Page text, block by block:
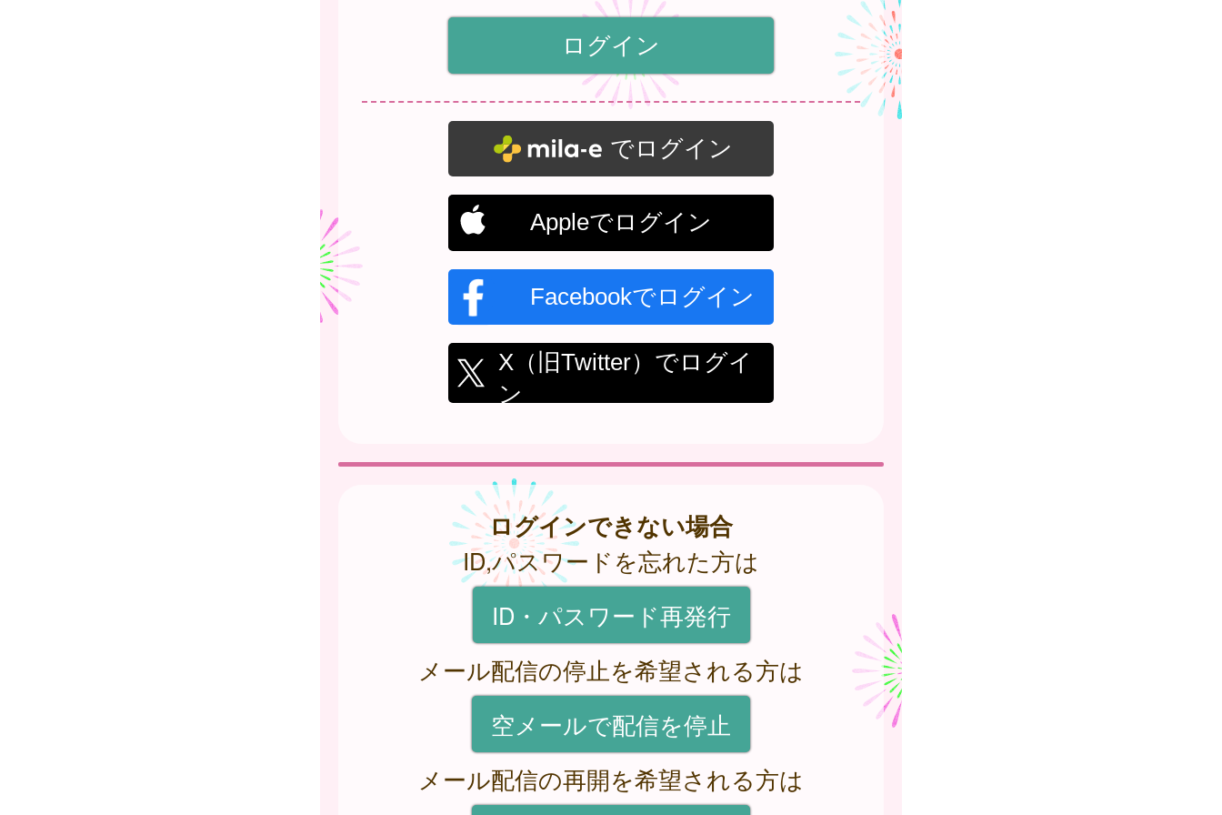
でログイン
Appleでログイン
Facebookでログイン
X（旧Twitter）でログイ
ン
ログインできない場合
ID,パスワードを忘れた方は
ID・パスワード再発行
メール配信の停止を希望される方は
空メールで配信を停止
メール配信の再開を希望される方は